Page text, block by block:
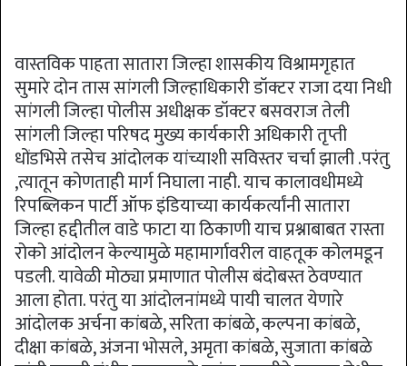
वास्तविक पाहता सातारा जिल्हा शासकीय विश्रामगृहात
सुमारे दोन तास सांगली जिल्हाधिकारी डॉक्टर राजा दया निधी
सांगली जिल्हा पोलीस अधीक्षक डॉक्टर बसवराज तेली
सांगली जिल्हा परिषद मुख्य कार्यकारी अधिकारी तृप्ती
धोंडभिसे तसेच आंदोलक यांच्याशी सविस्तर चर्चा झाली .परंतु
,त्यातून कोणताही मार्ग निघाला नाही. याच कालावधीमध्ये
रिपब्लिकन पार्टी ऑफ इंडियाच्या कार्यकर्त्यांनी सातारा
जिल्हा हद्दीतील वाडे फाटा या ठिकाणी याच प्रश्नाबाबत रास्ता
रोको आंदोलन केल्यामुळे महामार्गावरील वाहतूक कोलमडून
पडली. यावेळी मोठ्या प्रमाणात पोलीस बंदोबस्त ठेवण्यात
आला होता. परंतु या आंदोलनांमध्ये पायी चालत येणारे
आंदोलक अर्चना कांबळे, सरिता कांबळे, कल्पना कांबळे,
दीक्षा कांबळे, अंजना भोसले, अमृता कांबळे, सुजाता कांबळे